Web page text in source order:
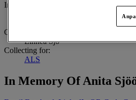
In Memory Of:
Created By:
Linnea Sjö
Collecting for:
ALS
In Memory Of Anita